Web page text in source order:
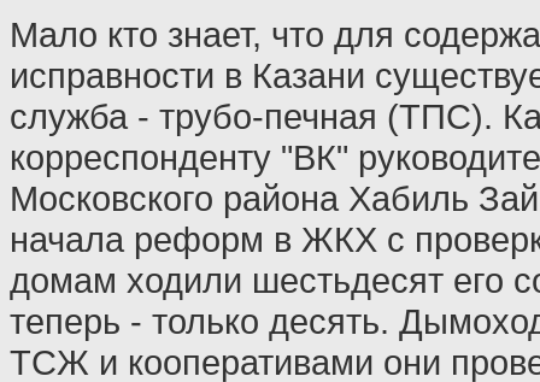
Мало кто знает, что для
исправности в Казани
служба - трубо-печная (ТПС).
корреспонденту "ВК"
Московского района Хабиль
начала реформ в ЖКХ с
домам ходили шестьдесят его
теперь - только десять.
ТСЖ и кооперативами они